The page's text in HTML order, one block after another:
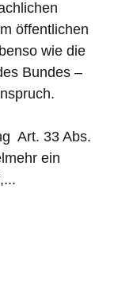
öffentlichen
wie die
Bundes –
Art. 33 Abs.
ein